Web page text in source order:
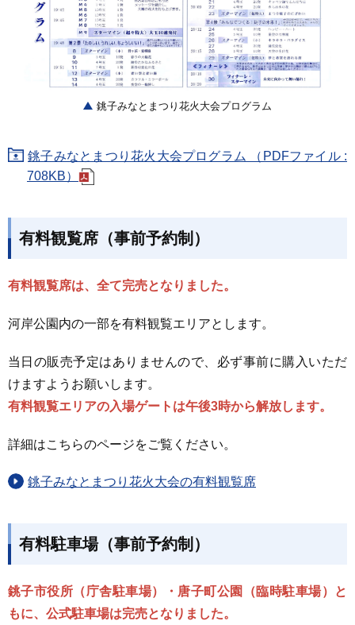
銚子みなとまつり花火大会プログラム
銚子みなとまつり花火大会プログラム （PDFファイル :
708KB）
有料観覧席（事前予約制）
有料観覧席は、全て完売となりました。
河岸公園内の一部を有料観覧エリアとします。
当日の販売予定はありませんので、必ず事前に購入いただ
けますようお願いします。
有料観覧エリアの入場ゲートは午後3時から解放します。
詳細はこちらのページをご覧ください。
銚子みなとまつり花火大会の有料観覧席
有料駐車場（事前予約制）
銚子市役所（庁舎駐車場）・唐子町公園（臨時駐車場）と
もに、公式駐車場は完売となりました。